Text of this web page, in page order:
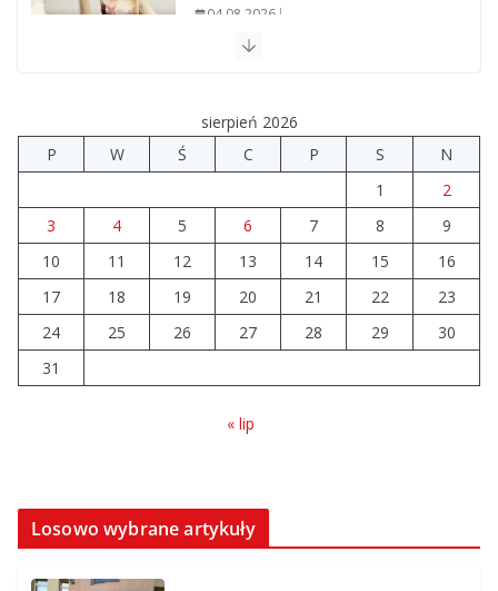
04.08.2026
Dlaczego do wypadku w Turku jechała karetka z
04.08.2026
Prawie 80 mln zł na drogi. Ile
dołożyły gminy?
06.08.2026
sierpień 2026
P
W Ś C P S
N
1
2
3
4 5 6 7 8
9
10
11 12 13 14 15
16
17
18 19 20 21 22
23
24
25 26 27 28 29
30
31
« lip
Losowo wybrane artykuły